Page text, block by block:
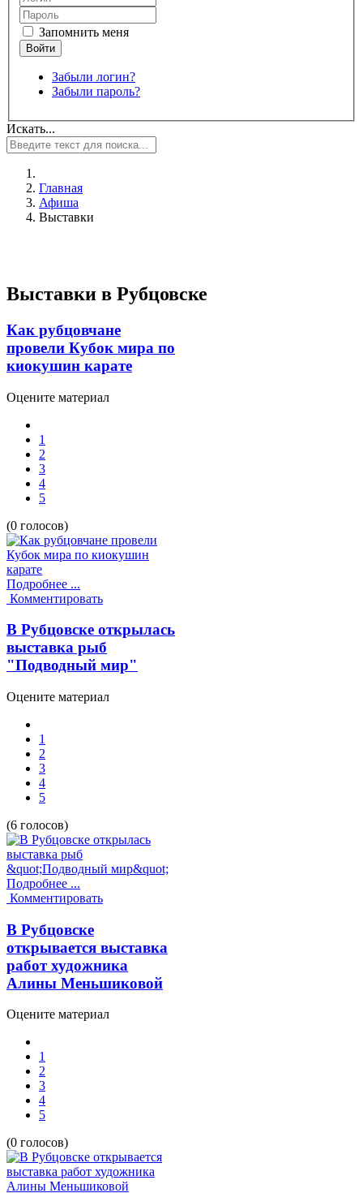
Запомнить меня
Забыли логин?
Забыли пароль?
Искать...
Главная
Афиша
Выставки
Выставки в Рубцовске
Как рубцовчане
провели Кубок мира по
киокушин карате
Оцените материал
1
2
3
4
5
(0 голосов)
Подробнее ...
Комментировать
В Рубцовске открылась
выставка рыб
"Подводный мир"
Оцените материал
1
2
3
4
5
(6 голосов)
Подробнее ...
Комментировать
В Рубцовске
открывается выставка
работ художника
Алины Меньшиковой
Оцените материал
1
2
3
4
5
(0 голосов)